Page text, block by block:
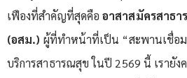
เฟืองที่สำคัญที่สุดคืออาสาสมัครสาธ
(อสม.) ผู้ที่ทำหน้าที่เป็น “สะพานเชื่อ
บริการสาธารณสุข ในปี 2569 นี้ เรายัง